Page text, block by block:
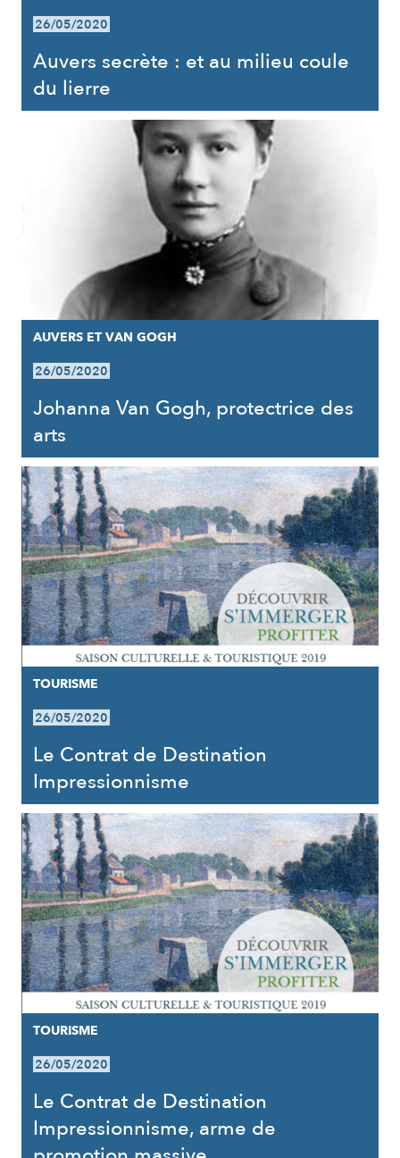
26/05/2020
Auvers secrète : et au milieu coule
du lierre
AUVERS ET VAN GOGH
26/05/2020
Johanna Van Gogh, protectrice des
arts
TOURISME
26/05/2020
Le Contrat de Destination
Impressionnisme
TOURISME
26/05/2020
Le Contrat de Destination
Impressionnisme, arme de